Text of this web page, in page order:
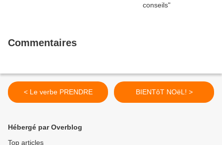
Commentaires
< Le verbe PRENDRE BIENTôT NOëL! >
Hébergé par Overblog
Top articles